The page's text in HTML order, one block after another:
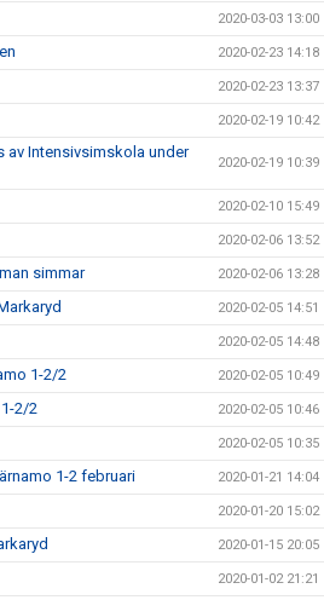
2020-03-03 13:00
2020-02-23 14:18
2020-02-23 13:37
2020-02-19 10:42
av Intensivsimskola under
2020-02-19 10:39
2020-02-10 15:49
2020-02-06 13:52
simmar 2020-02-06 13:28
2020-02-05 14:51
2020-02-05 14:48
1-2/2 2020-02-05 10:49
2/2 2020-02-05 10:46
2020-02-05 10:35
1-2 februari 2020-01-21 14:04
2020-01-20 15:02
2020-01-15 20:05
2020-01-02 21:21